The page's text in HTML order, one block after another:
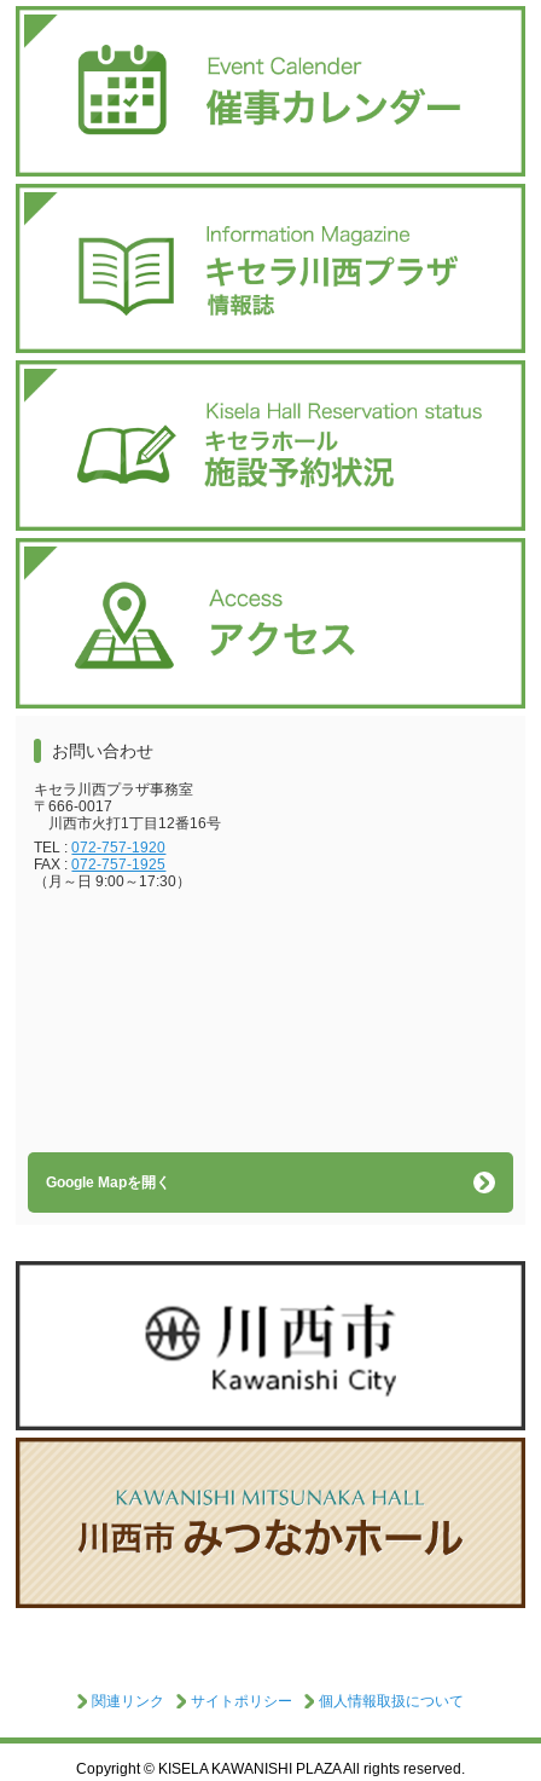
お問い合わせ
キセラ川西プラザ事務室
〒666-0017
川西市火打1丁目12番16号
TEL :072-757-1920
FAX :072-757-1925
（月～日 9:00～17:30）
Google Mapを開く
関連リンク サイトポリシー 個人情報取扱について
Copyright © KISELA KAWANISHI PLAZA All rights reserved.